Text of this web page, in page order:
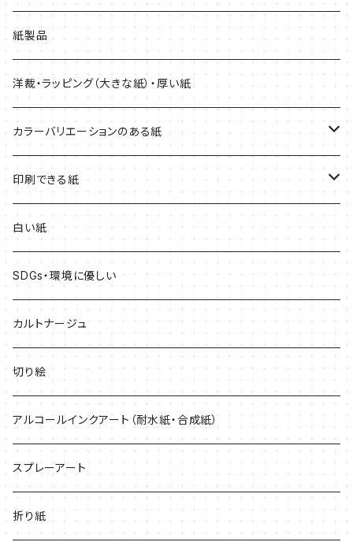
紙製品
洋裁・ラッピング（大きな紙）・厚い紙
カラーバリエーションのある紙
赤系
青系
黄色系
緑系
紫系
黒・グレー系
キラキラ
印刷できる紙
レーザープリンター専用
インクジェットプリンター専用
どんなプリンターでも印刷できる
白い紙
SDGs・環境に優しい
カルトナージュ
切り絵
アルコールインクアート（耐水紙・合成紙）
スプレーアート
折り紙